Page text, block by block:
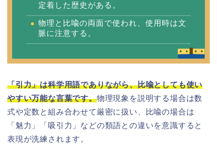
定着した歴史がある。
物理と比喩の両面で使われ、使用時は文
脈に注意する。
「引力」は科学用語でありながら、比喩としても使い
やすい万能な言葉です。物理現象を説明する場合は数
式や定数と組み合わせて厳密に扱い、比喩の場合は
「魅力」「吸引力」などの類語との違いを意識すると
表現が洗練されます。